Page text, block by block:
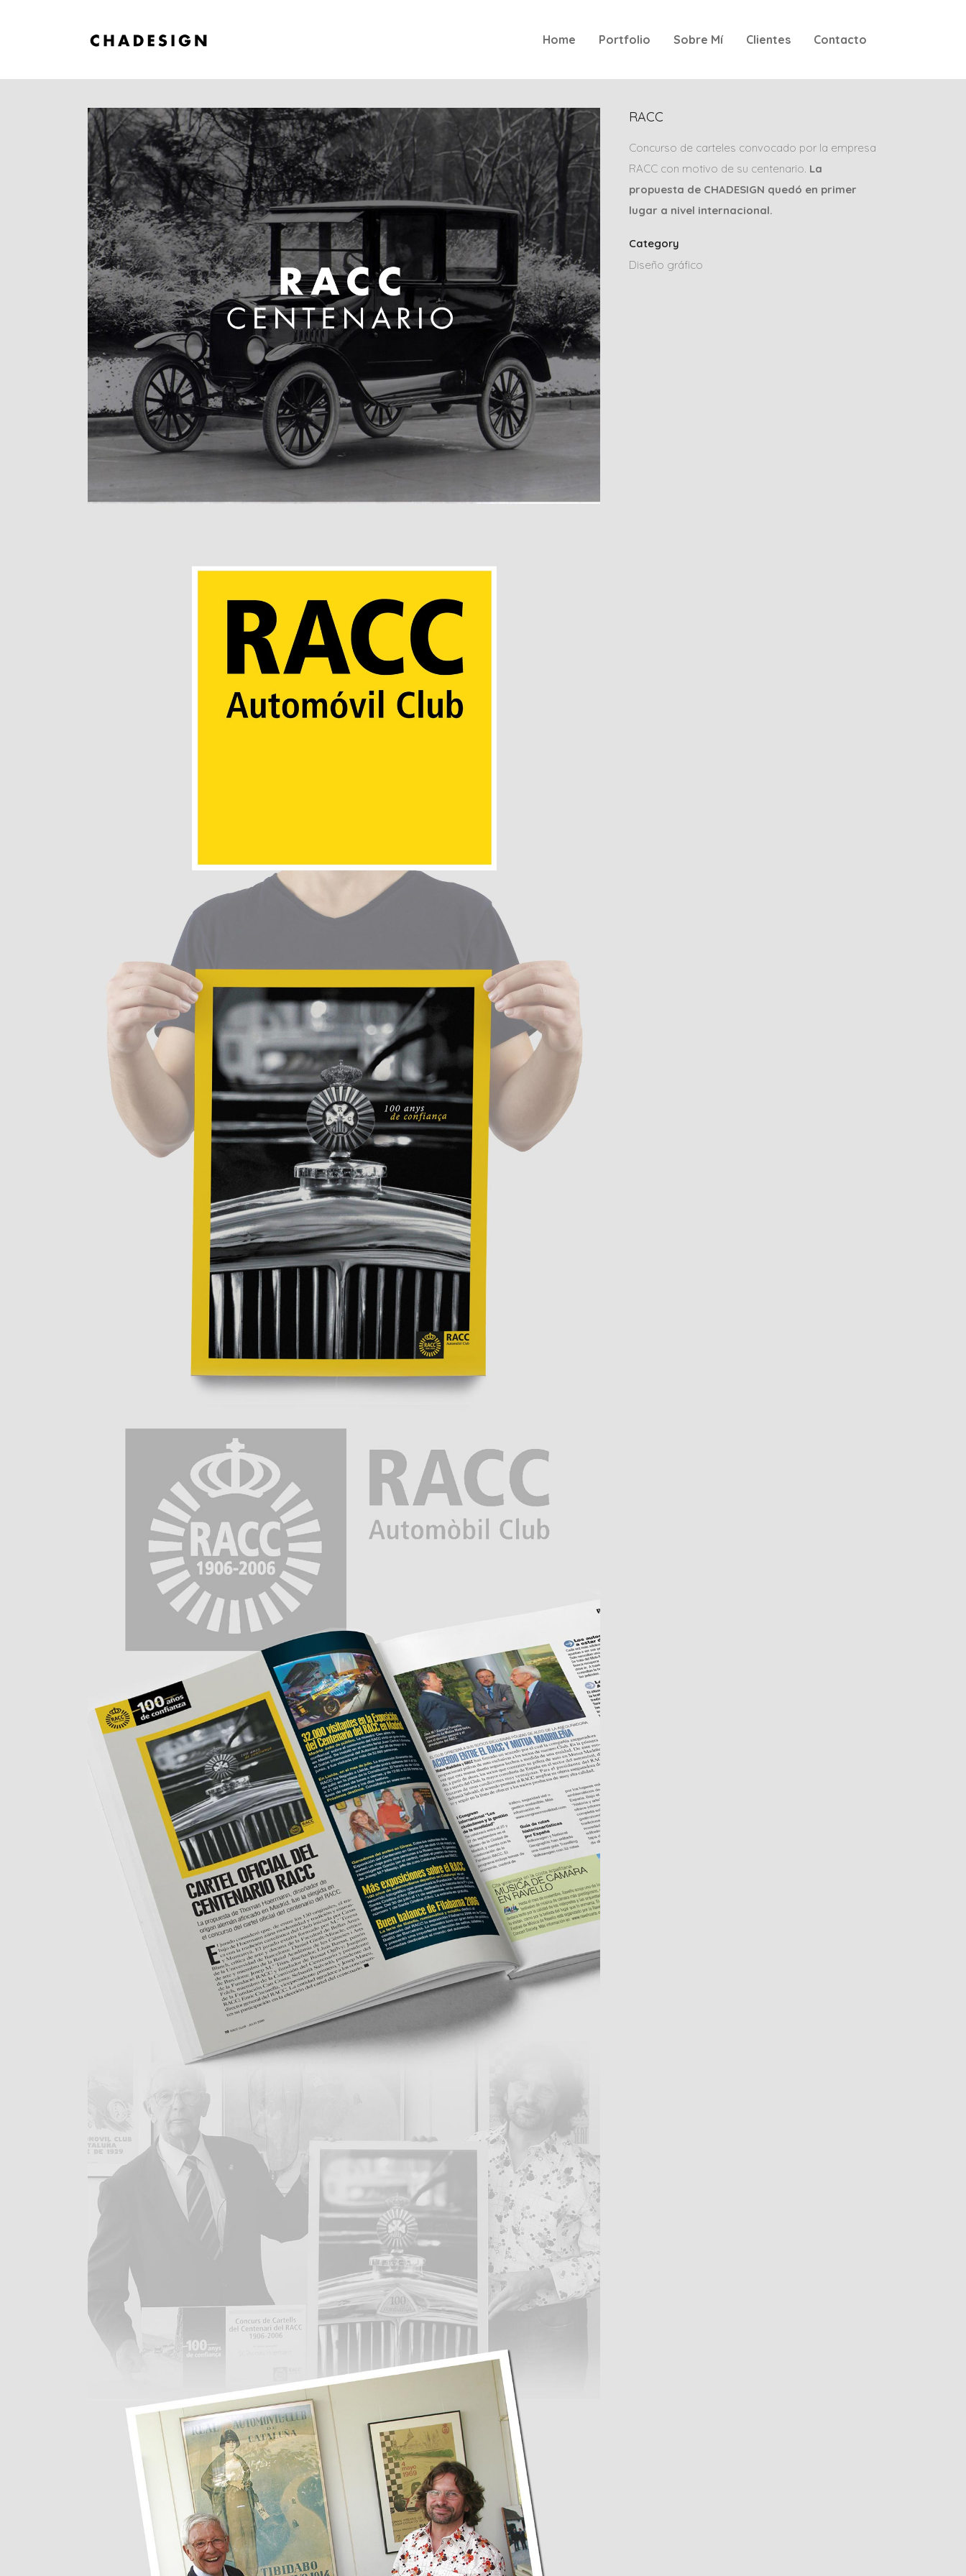
Home Portfolio Sobre Mí Clientes Contacto
RACC
Concurso de carteles convocado por la empresa
RACC con motivo de su centenario. La
propuesta de CHADESIGN quedó en primer
lugar a nivel internacional.
Category
Diseño gráfico